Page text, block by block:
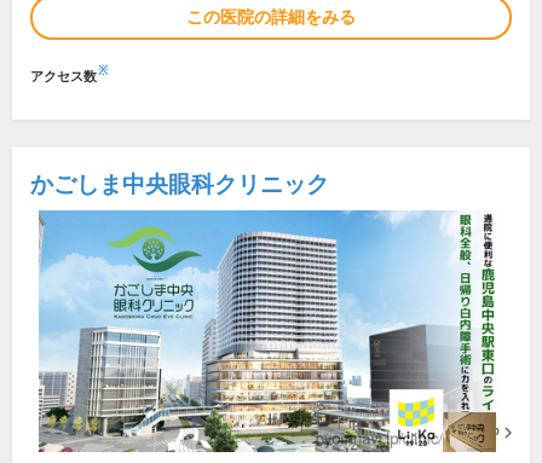
この医院の詳細をみる
アクセス数※
かごしま中央眼科クリニック